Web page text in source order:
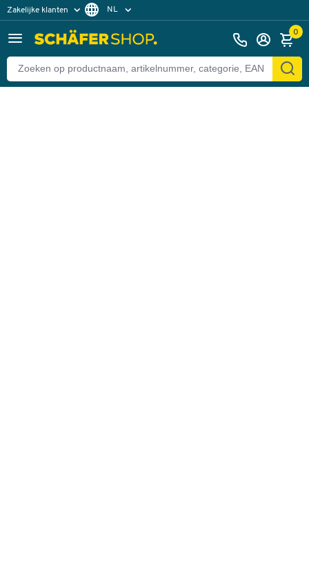
Zakelijke klanten
Particuliere klanten
NL
0
Terug